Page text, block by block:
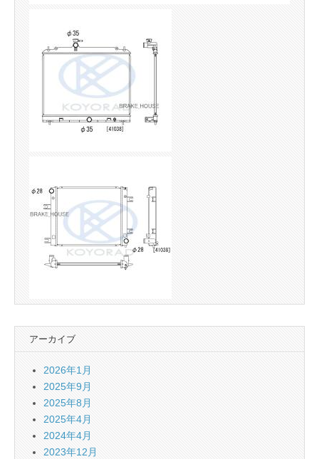
アーカイブ
2026年1月
2025年9月
2025年8月
2025年4月
2024年4月
2023年12月